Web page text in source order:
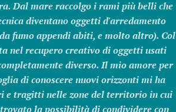
Dal mare raccolgo i rami più belli che
diventano oggetti d'arredamento
fumo appendi abiti, e molto altro). Col
nel recupero creativo di oggetti usati
diverso. Il mio amore per
di conoscere nuovi orizzonti mi ha
e tragitti nelle zone del territorio in cui
la possibilità di condividere con